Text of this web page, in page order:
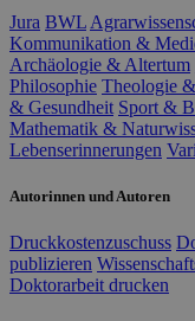
Jura BWL
Kommunikation &
Archäologie & Altertum
Philosophie Theologie
& Gesundheit Sport &
Mathematik &
Lebenserinnerungen
Autorinnen und Autoren
Druckkostenzuschuss
publizieren
Doktorarbeit drucken